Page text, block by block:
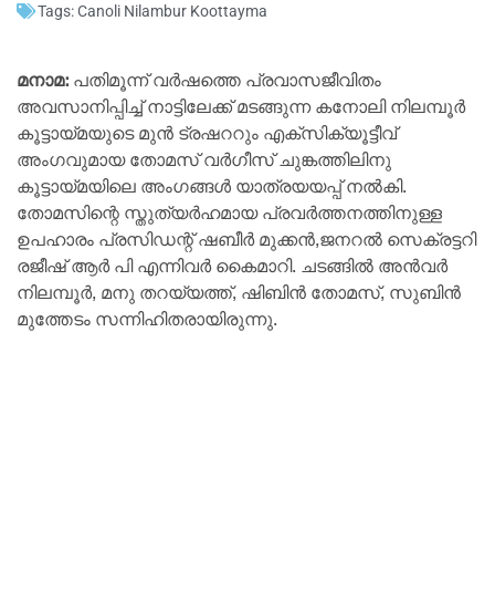
Tags:Canoli Nilambur Koottayma
മനാമ:പതിമൂന്ന് വർഷത്തെ പ്രവാസജീവിതം
അവസാനിപ്പിച്ച് നാട്ടിലേക്ക് മടങ്ങുന്ന കനോലി നിലമ്പൂർ
കൂട്ടായ്മയുടെ മുൻ ട്രഷററും എക്സിക്യൂട്ടീവ്
അംഗവുമായ തോമസ് വർഗീസ് ചുങ്കത്തിലിനു
കൂട്ടായ്മയിലെ അംഗങ്ങൾ യാത്രയയപ്പ് നൽകി.
തോമസിന്റെ സ്തുത്യർഹമായ പ്രവർത്തനത്തിനുള്ള
ഉപഹാരം പ്രസിഡന്റ് ഷബീർ മുക്കൻ,ജനറൽ സെക്രട്ടറി
രജീഷ് ആർ പി എന്നിവർ കൈമാറി. ചടങ്ങിൽ അൻവർ
നിലമ്പൂർ, മനു തറയ്യത്ത്, ഷിബിൻ തോമസ്, സുബിൻ
മുത്തേടം സന്നിഹിതരായിരുന്നു.